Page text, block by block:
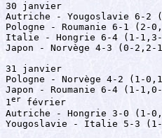
30 janvier
Autriche - Yougoslavie 6-2
Pologne - Roumanie 6-1 (2-
Italie - Hongrie 6-4 (1-
Japon - Norvège 4-3 (0-2,2-
31 janvier
Pologne - Norvège 4-2 (1-
Japon - Roumanie 6-4 (1-
1er février
Autriche - Hongrie 3-0 (1-
Yougoslavie - Italie 5-3